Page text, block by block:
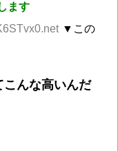
ます
▼この
こんな高いんだ